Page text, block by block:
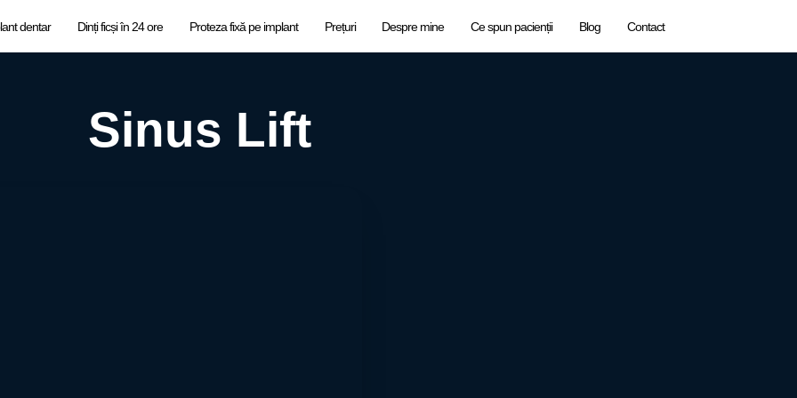
dentar Dinți ficși în 24 ore Proteza fixă pe implant Prețuri Despre mine Ce spun pacienții Blog Contact
Sinus Lift